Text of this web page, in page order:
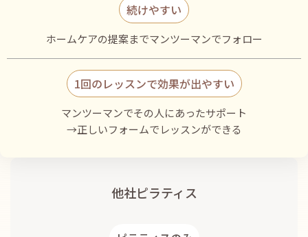
他社ピラティス
続けやすい
ホームケアの提案までマンツーマンでフォロー
1回のレッスンで効果が出やすい
マンツーマンでその人にあったサポート
→正しいフォームでレッスンができる